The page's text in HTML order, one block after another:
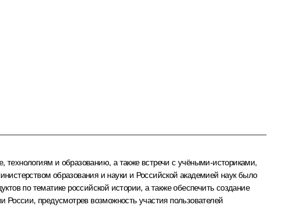
технологиям и образованию, а также встречи с учёными-историками,
образования и науки и Российской академией наук было
по тематике российской истории, а также обеспечить создание
России, предусмотрев возможность участия пользователей